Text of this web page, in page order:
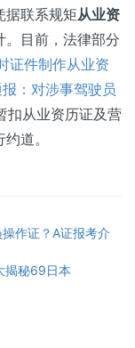
据联系规矩从业资
。目前，法律部分
证件制作从业资
：对涉事驾驶员
扣从业资历证及营
道。
作证？A证报考介
揭秘69日本